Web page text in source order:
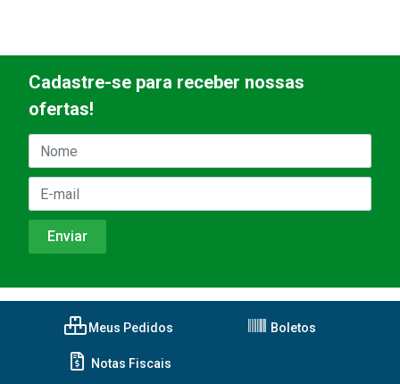
Cadastre-se para receber nossas
ofertas!
Meus Pedidos Boletos
Notas Fiscais